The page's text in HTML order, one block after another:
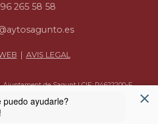
96 265 58 58
AVIS LEGAL
Ajuntament de Sagunt | CIF: P4622200-F